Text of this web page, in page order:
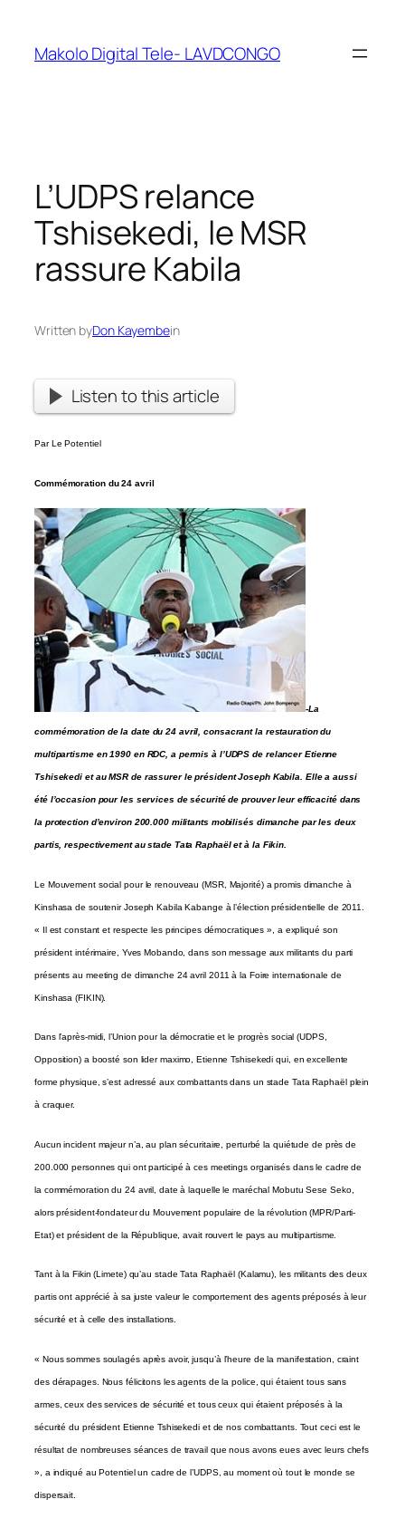
Makolo Digital Tele- LAVDCONGO
L’UDPS relance
Tshisekedi, le MSR
rassure Kabila
Written byDon Kayembein
Listen to this article
Par Le Potentiel
Commémoration du 24 avril
-La
commémoration de la date du 24 avril, consacrant la restauration du
multipartisme en 1990 en RDC, a permis à l’UDPS de relancer Etienne
Tshisekedi et au MSR de rassurer le président Joseph Kabila. Elle a aussi
été l’occasion pour les services de sécurité de prouver leur efficacité dans
la protection d’environ 200.000 militants mobilisés dimanche par les deux
partis, respectivement au stade Tata Raphaël et à la Fikin.
Le Mouvement social pour le renouveau (MSR, Majorité) a promis dimanche à
Kinshasa de soutenir Joseph Kabila Kabange à l’élection présidentielle de 2011.
« Il est constant et respecte les principes démocratiques », a expliqué son
président intérimaire, Yves Mobando, dans son message aux militants du parti
présents au meeting de dimanche 24 avril 2011 à la Foire internationale de
Kinshasa (FIKIN).
Dans l’après-midi, l’Union pour la démocratie et le progrès social (UDPS,
Opposition) a boosté son lider maximo, Etienne Tshisekedi qui, en excellente
forme physique, s’est adressé aux combattants dans un stade Tata Raphaël plein
à craquer.
Aucun incident majeur n’a, au plan sécuritaire, perturbé la quiétude de près de
200.000 personnes qui ont participé à ces meetings organisés dans le cadre de
la commémoration du 24 avril, date à laquelle le maréchal Mobutu Sese Seko,
alors président-fondateur du Mouvement populaire de la révolution (MPR/Parti-
Etat) et président de la République, avait rouvert le pays au multipartisme.
Tant à la Fikin (Limete) qu’au stade Tata Raphaël (Kalamu), les militants des deux
partis ont apprécié à sa juste valeur le comportement des agents préposés à leur
sécurité et à celle des installations.
« Nous sommes soulagés après avoir, jusqu’à l’heure de la manifestation, craint
des dérapages. Nous félicitons les agents de la police, qui étaient tous sans
armes, ceux des services de sécurité et tous ceux qui étaient préposés à la
sécurité du président Etienne Tshisekedi et de nos combattants. Tout ceci est le
résultat de nombreuses séances de travail que nous avons eues avec leurs chefs
», a indiqué au Potentiel un cadre de l’UDPS, au moment où tout le monde se
dispersait.